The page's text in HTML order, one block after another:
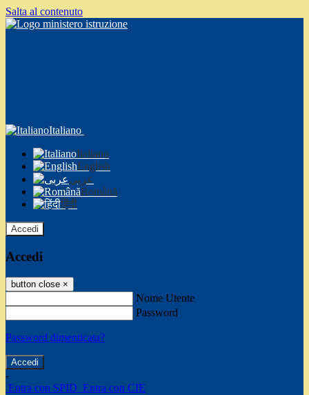
Salta al contenuto
Italiano
Italiano
English
عربى
Română
हिंदी
Accedi
Accedi
button close ×
Nome Utente
Password
Password dimenticata?
-
Entra con SPID Entra con CIE